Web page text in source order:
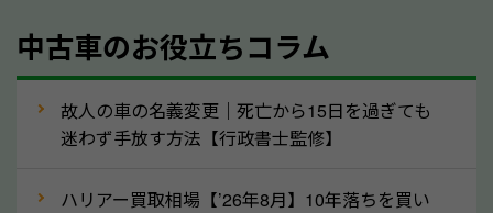
型式／グレード
走行距離（例：約〇万キロ）
車検の満了日
内装や外装の状態
中古車のお役立ちコラム
故人の車の名義変更｜死亡から15日を過ぎても
迷わず手放す方法【行政書士監修】
ハリアー買取相場【’26年8月】10年落ちを買い